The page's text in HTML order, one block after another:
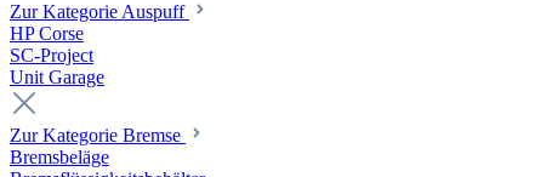
Zur Kategorie Auspuff
HP Corse
SC-Project
Unit Garage
Zur Kategorie Bremse
Bremsbeläge